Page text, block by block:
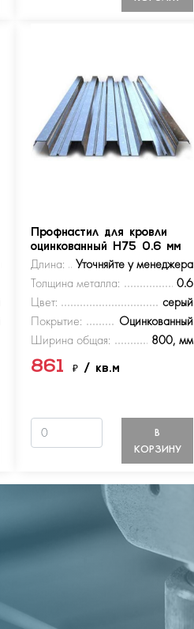
Профнастил для кровли
оцинкованный Н75 0.6 мм
Длина:
Уточняйте у менеджера
Толщина металла:
0.6
Цвет:
серый
Покрытие:
Оцинкованный
Ширина общая:
800, мм
861₽/ кв.м
В
КОРЗИНУ